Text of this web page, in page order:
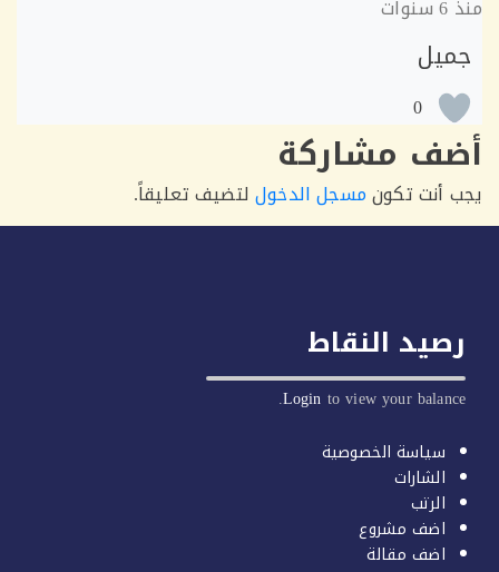
0
مشاركة
تكونمسجل الدخوللتضيف تعليقاً.
النقاط
Loginto view your
سياسة الخصوصية
الشارات
الرتب
اضف مشروع
اضف مقالة